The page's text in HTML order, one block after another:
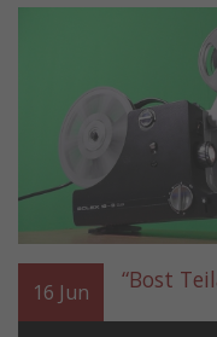
16 Jun “Bost